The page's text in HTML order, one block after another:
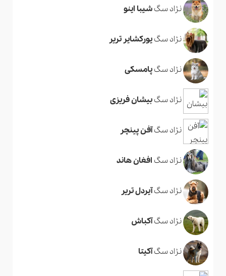
نژاد سگشیبا اینو
نژاد سگیورکشایر تریر
نژاد سگپامسکی
نژاد سگبیشان فریزی
نژاد سگآفن پینچر
نژاد سگ افغان هاند
نژاد سگآیردل تریر
نژاد سگآکباش
نژاد سگآکیتا